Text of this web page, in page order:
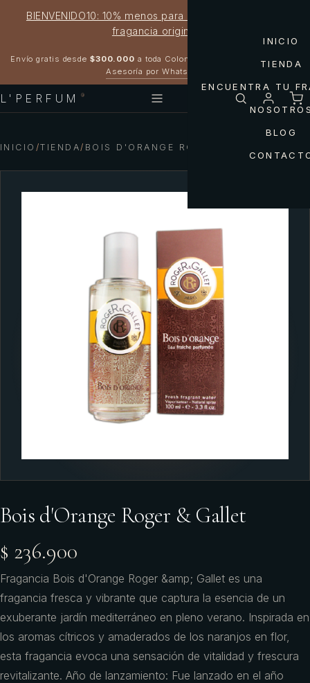
BIENVENIDO10: 10% menos para estrenar tu próxima
fragancia original
Envío gratis desde $300.000 a toda Colombia
Asesoría por WhatsApp
L'PERFUM ®
INICIO
TIENDA
ENCUENTRA TU
BLOG
INICIO /TIENDA/ BOIS D'ORANGE ROGER & GALLET
Bois d'Orange Roger & Gallet
$ 236.900
Fragancia Bois d'Orange Roger &amp; Gallet es una
fragancia fresca y vibrante que captura la esencia de un
exuberante jardín mediterráneo en pleno verano. Inspirada en
los aromas cítricos y amaderados de los naranjos en flor,
esta fragancia evoca una sensación de vitalidad y frescura
revitalizante. Año de lanzamiento: Fue lanzado en el año